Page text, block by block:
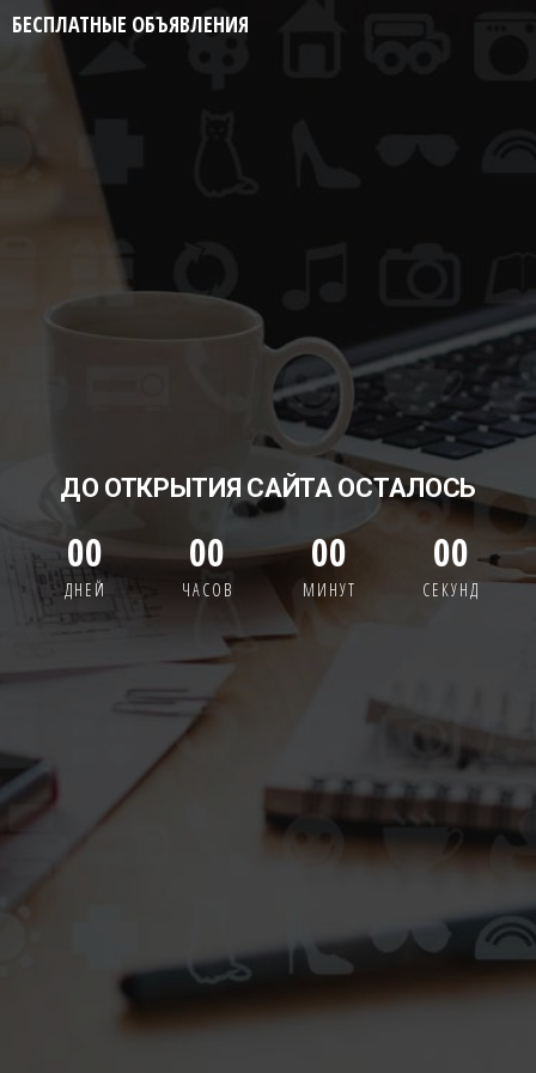
БЕСПЛАТНЫЕ ОБЪЯВЛЕНИЯ
ДО ОТКРЫТИЯ САЙТА ОСТАЛОСЬ
00
ДНЕЙ
00
ЧАСОВ
00
МИНУТ
00
СЕКУНД